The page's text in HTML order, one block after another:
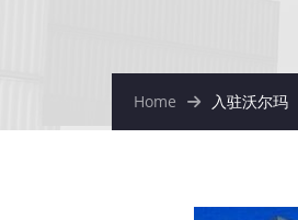
Home 入驻沃尔玛